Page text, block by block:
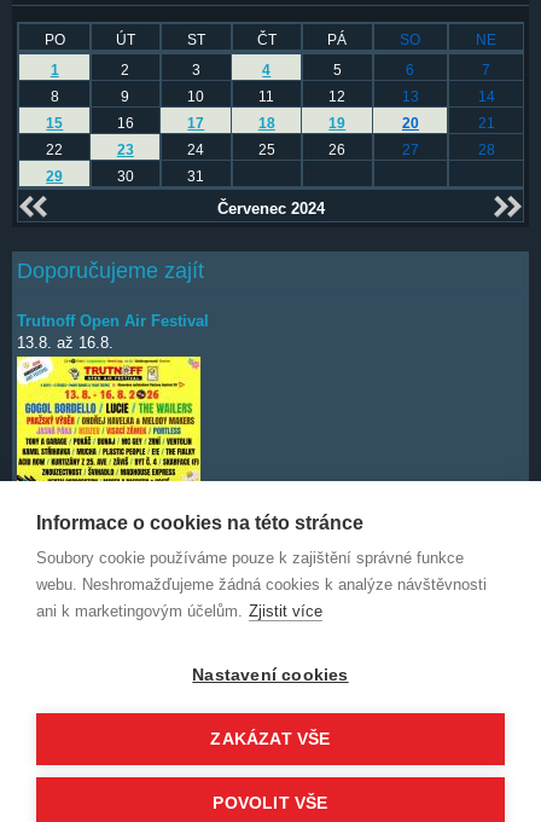
PO ÚT ST ČT PÁ SO
NE
1
2 3 4 5 6
7
8
9 10 11 12 13
14
15
16 17 18 19 20
21
22
23 24 25 26 27
28
29
30 31
Červenec 2024
Doporučujeme zajít
Trutnoff Open Air Festival
13.8. až 16.8.
Deep Purple
7.10.
© 2014-2026 WorldStars.eu a uvedení autoři. Obsah není povoleno
Informace o cookies na této stránce
Soubory cookie používáme pouze k zajištění správné funkce
webu. Neshromažďujeme žádná cookies k analýze návštěvnosti
ani k marketingovým účelům. Zjistit více
Nastavení cookies
ZAKÁZAT VŠE
POVOLIT VŠE